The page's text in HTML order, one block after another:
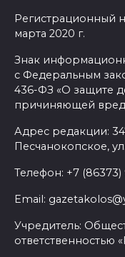
трем
Через 23
стать
под 2
07 августа
утонул
07 августа
Регистрационный
марта 2020 г.
Знак
с Федеральным
436-ФЗ «О защите
причиняющей вред
Адрес редакции:
Песчанокопское,
Телефон: +7 (86373)
Email:
Учредитель:
ответственностью